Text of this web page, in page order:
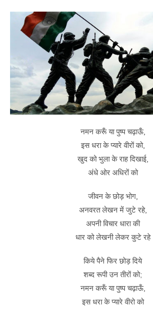
नमन करूँ या पुष्प चढ़ाऊँ,
इस धरा के प्यारे वीरों को,
खुद को भुला के राह दिखाई,
अंधे ओर अधिरों को
जीवन के छोड़ भोग,
अनवरत लेखन में जुटे रहे,
अपनी विचार धारा की
धार को लेखनी लेकर कुटे रहे
किये पैने फिर छोड़ दिये
शब्द रूपी उन तीरों को;
नमन करूँ या पुष्प चढ़ाऊँ,
इस धरा के प्यारे वीरो को